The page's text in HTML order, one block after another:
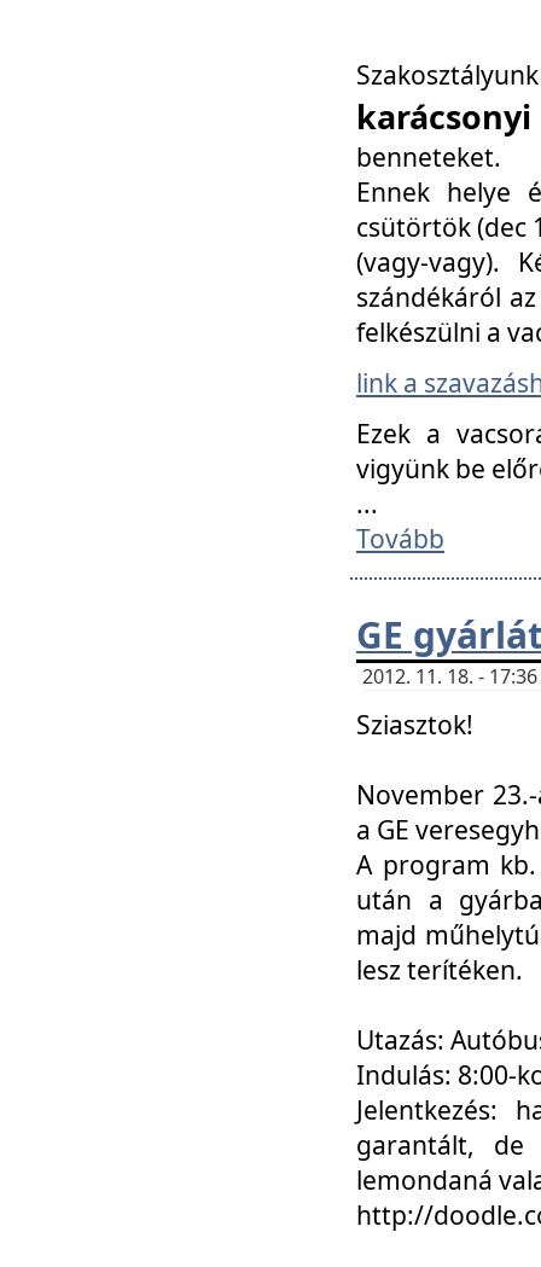
benneteket.
Ennek helye
csütörtök (dec
(vagy-vagy).
szándékáról
felkészülni a
link a
Ezek a
vigyünk be
...
Tovább
GE
2012. 11. 18. -
Sziasztok!
November
a GE
A program
után a
majd
lesz terítéken.
Utazás:
Indulás: 8:00-
Jelentkezés:
garantált, de
lemondaná
http://